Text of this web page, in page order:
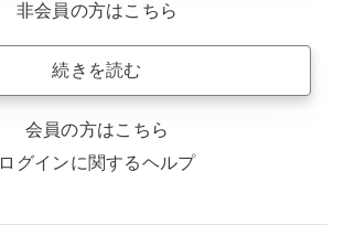
非会員の方はこちら
続きを読む
会員の方はこちら
ログインに関するヘルプ